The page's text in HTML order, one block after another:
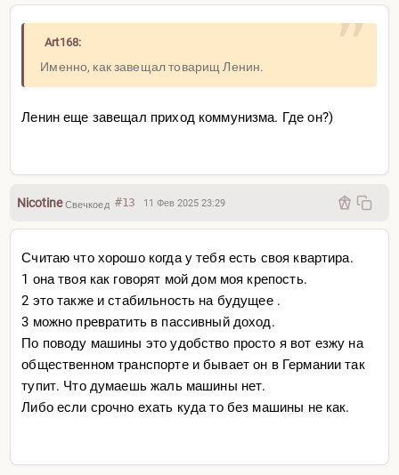
Art168:
Именно, как завещал товарищ Ленин.
Ленин еще завещал приход коммунизма. Где он?)
NicotineСвечкоед #13 11 Фев 2025 23:29
Считаю что хорошо когда у тебя есть своя квартира.
1 она твоя как говорят мой дом моя крепость.
2 это также и стабильность на будущее .
3 можно превратить в пассивный доход.
По поводу машины это удобство просто я вот езжу на
общественном транспорте и бывает он в Германии так
тупит. Что думаешь жаль машины нет.
Либо если срочно ехать куда то без машины не как.